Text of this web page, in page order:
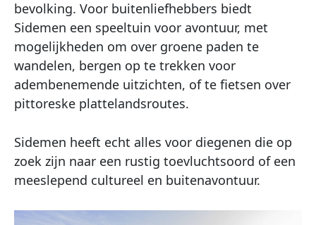
bevolking. Voor buitenliefhebbers biedt
Sidemen een speeltuin voor avontuur, met
mogelijkheden om over groene paden te
wandelen, bergen op te trekken voor
adembenemende uitzichten, of te fietsen over
pittoreske plattelandsroutes.
Sidemen heeft echt alles voor diegenen die op
zoek zijn naar een rustig toevluchtsoord of een
meeslepend cultureel en buitenavontuur.